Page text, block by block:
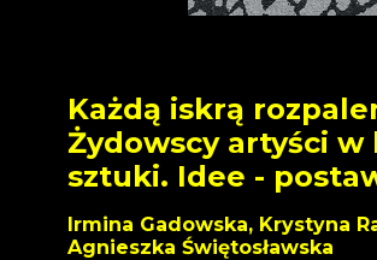
Każdą iskrą
Żydowscy artyści
sztuki. Idee -
Irmina Gadowska, Krystyna
Agnieszka Świętosławska